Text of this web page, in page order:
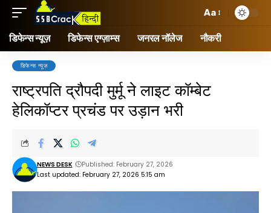
Aa
डिफेन्स न्यूज़ डिफेन्स एग्ज़ाम्स जनरल नॉलेज नौकरी
डिफेन्स न्यूज़
राष्ट्रपति द्रौपदी मुर्मू ने लाइट कॉम्बेट
हेलिकॉप्टर प्रचंड पर उड़ान भरी
Last updated: February 27, 2026 5:15 am
NEWS DESK Published: February 27, 2026